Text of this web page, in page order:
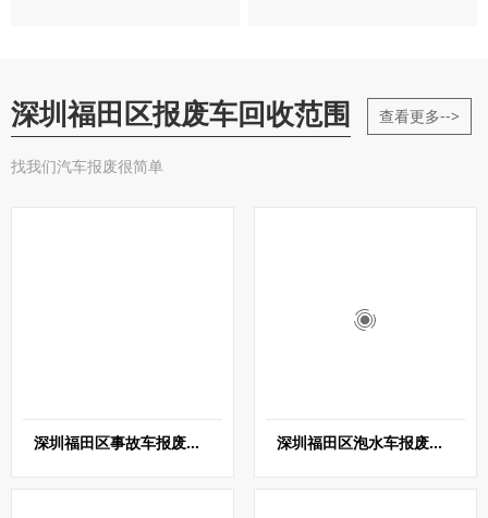
深圳福田区报废车回收范围
找我们汽车报废很简单
查看更多-->
深圳福田区事故车报废回收 深圳福田区泡水车报废回收